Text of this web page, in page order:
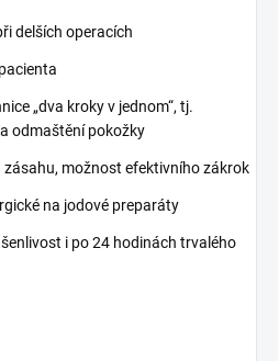
delších operacích
„dva kroky v jednom“, tj.
odmaštění pokožky
zásahu, možnost efektivního zákrok
na jodové preparáty
i po 24 hodinách trvalého